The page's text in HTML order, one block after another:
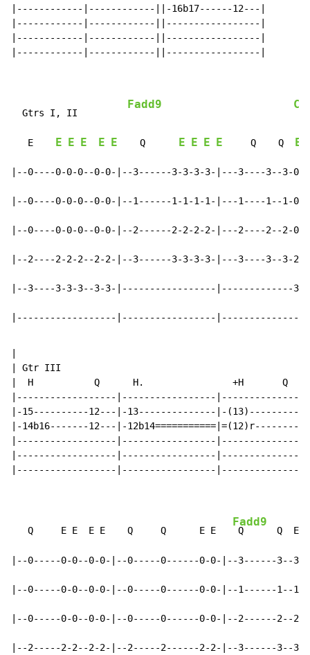
|------------|------------||-16b17------12---|
|------------|------------||-----------------|
|------------|------------||-----------------|
|------------|------------||-----------------|
  Gtrs I, II
Fadd9
   E
E E E E E
    Q
E E E E
     Q    Q
E
|--0----0-0-0--0-0-|--3------3-3-3-3-|---3----3--3-0-|
|--0----0-0-0--0-0-|--1------1-1-1-1-|---1----1--1-0-|
|--0----0-0-0--0-0-|--2------2-2-2-2-|---2----2--2-0-|
|--2----2-2-2--2-2-|--3------3-3-3-3-|---3----3--3-2-|
|--3----3-3-3--3-3-|-----------------|-------------3-|
|------------------|-----------------|---------------|
| Gtr III
|  H           Q      H.                +H       Q
|------------------|-----------------|---------------|
|-15----------12---|-13--------------|-(13)----------|
|-14b16-------12---|-12b14===========|=(12)r---------|
|------------------|-----------------|---------------|
|------------------|-----------------|---------------|
|------------------|-----------------|---------------|
   Q     E E  E E    Q     Q      E E
Fadd9
Q      Q  E E
|--0-----0-0--0-0-|--0-----0------0-0-|--3------3--3-
|--0-----0-0--0-0-|--0-----0------0-0-|--1------1--1-
|--0-----0-0--0-0-|--0-----0------0-0-|--2------2--2-
|--2-----2-2--2-2-|--2-----2------2-2-|--3------3--3-